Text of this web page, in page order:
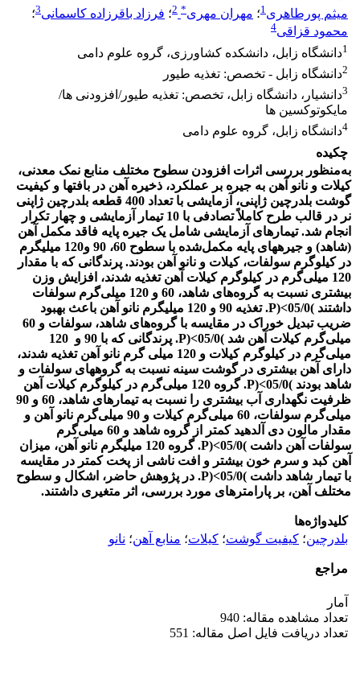
میثم پورطاهری1؛ مهران مهری*
2؛ فرزاد باقرزاده کاسمانی3؛
محمود قزاقی4
1دانشگاه زابل، دانشکده کشاورزی، گروه علوم دامی
2دانشگاه زابل - تخصص: ‌تغذیه طیور
3دانشیار، دانشگاه زابل، تخصص: تغذیه طیور/افزودنی ها/
مایکوتوکسین ها
4دانشگاه زابل، گروه علوم دامی
چکیده
به‌منظور بررسی اثرات افزودن سطوح مختلف منابع نمک معدنی،
کیلات و نانو آهن به جیره بر عملکرد، ذخیره آهن در بافت­ها و کیفیت
گوشت بلدرچین ژاپنی، آزمایشی با تعداد 400 قطعه بلدرچین ژاپنی
نر در قالب طرح کاملاً تصادفی با 10 تیمار آزمایشی و چهار تکرار
انجام شد. تیمارهای آزمایشی شامل یک جیره پایه فاقد مکمل آهن
(شاهد) و جیره­های­ پایه مکمل‌شده با سطوح 60، 90 و120 میلی­گرم
در کیلوگرم سولفات، کیلات و نانو آهن بودند. پرندگانی که با مقدار
120 میلی‌گرم در کیلوگرم کیلات آهن تغذیه شدند، افزایش وزن
بیشتری نسبت به گروه‌های شاهد، 60 و 120 میلی‌گرم سولفات
داشتند )05/0>(P. تغذیه 90 و 120 میلی­گرم نانو آهن باعث بهبود
ضریب تبدیل خوراک در مقایسه با گروه‌های شاهد، سولفات و 60
میلی‌گرم کیلات آهن شد )05/0>(P. پرندگانی که با 90 و 120
میلی‌گرم در کیلوگرم کیلات و 120 میلی گرم نانو آهن تغذیه شدند،
دارای آهن بیشتری در گوشت سینه نسبت به گروه­های سولفات و
شاهد بودند )05/0>(P. گروه 120 میلی‌گرم در کیلوگرم کیلات آهن
ظرفیت نگهداری آب بیشتری را نسبت به تیمارهای شاهد، 60 و 90
میلی‌گرم سولفات، 60 میلی‌گرم کیلات و 90 میلی‌گرم نانو آهن و
مقدار مالون دی آلدهید کمتر از گروه شاهد و 60 میلی‌گرم
سولفات آهن داشت )05/0>(P. گروه 120 میلی­گرم نانو آهن، میزان
آهن کبد و سرم خون بیشتر و افت ناشی از پخت کمتر در مقایسه
با تیمار شاهد داشت )05/0>(P. در پژوهش حاضر، اشکال و سطوح
مختلف آهن، بر پارامترهای مورد بررسی، اثر متغیری داشتند.
کلیدواژه‌ها
بلدرچین؛ کیفیت گوشت؛ کیلات؛ منابع آهن؛ نانو
مراجع
آمار
تعداد مشاهده مقاله: 940
تعداد دریافت فایل اصل مقاله: 551